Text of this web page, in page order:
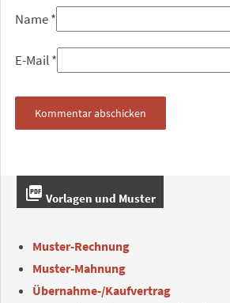
Name*
E-Mail*
picture_as_pdf Vorlagen und Muster
Muster-Rechnung
Muster-Mahnung
Übernahme-/Kaufvertrag